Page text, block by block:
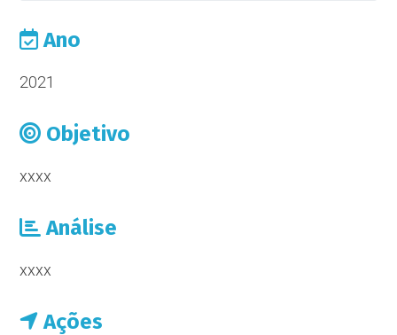
Ano
2021
Objetivo
xxxx
Análise
xxxx
Ações